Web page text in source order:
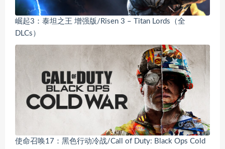
崛起3：泰坦之王 增强版/Risen 3 – Titan Lords（全
DLCs）
使命召唤17：黑色行动冷战/Call of Duty: Black Ops Cold